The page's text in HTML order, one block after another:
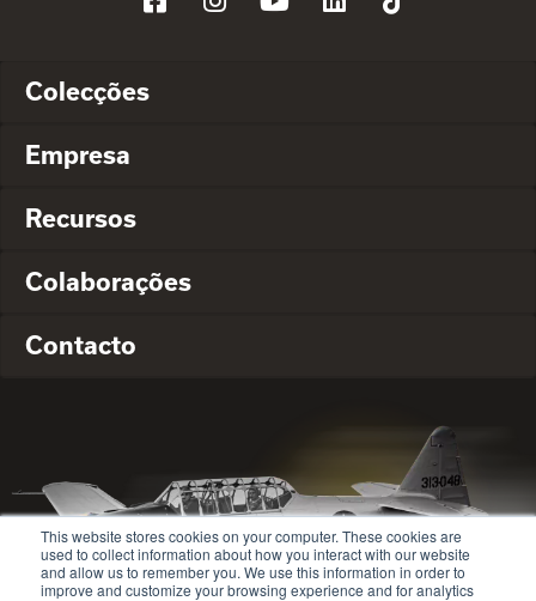
This website stores cookies on your computer. These cookies are
used to collect information about how you interact with our website
and allow us to remember you. We use this information in order to
improve and customize your browsing experience and for analytics
Colecções
Empresa
Recursos
Colaborações
Contacto